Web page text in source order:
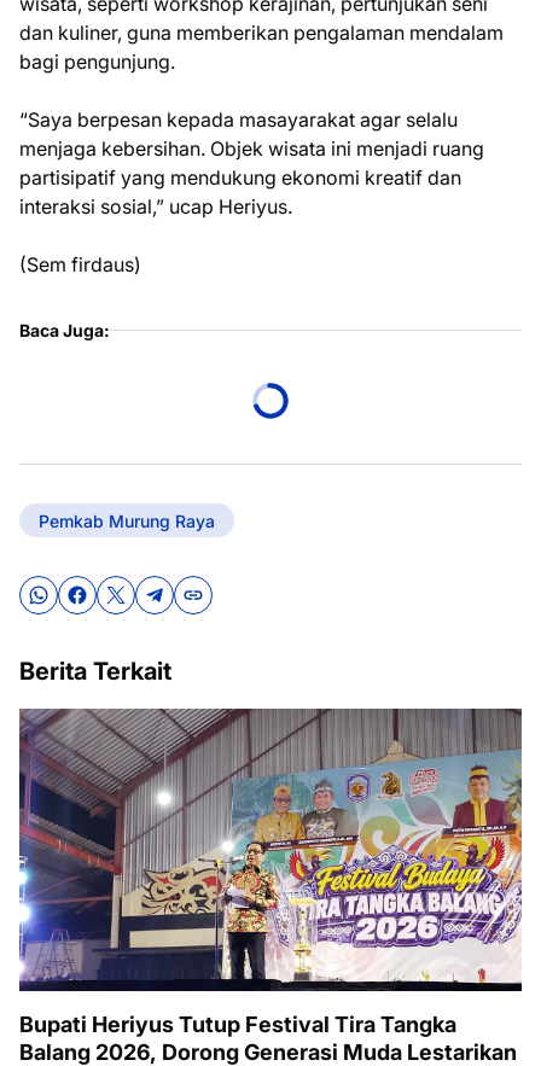
dan kuliner, guna memberikan pengalaman mendalam
bagi pengunjung.
“Saya berpesan kepada masayarakat agar selalu
menjaga kebersihan. Objek wisata ini menjadi ruang
partisipatif yang mendukung ekonomi kreatif dan
interaksi sosial,” ucap Heriyus.
(Sem firdaus)
Baca Juga:
Pemkab Murung Raya
Berita Terkait
Bupati Heriyus Tutup Festival Tira Tangka
Balang 2026, Dorong Generasi Muda Lestarikan